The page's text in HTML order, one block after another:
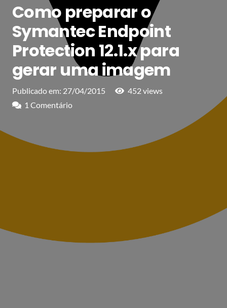
Como preparar o
Symantec Endpoint
Protection 12.1.x para
gerar uma imagem
Publicado em: 27/04/2015 452 views
1Comentário